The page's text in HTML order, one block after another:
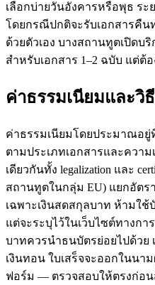
เลือกบ่ายวันอังคารหรือพุธ ระ
โดยกรณีปกติจะรับเอกสารคืน
ด้วยตัวเอง บางสถานทูตเปิดบ
สำหรับเอกสาร 1–2 ฉบับ แต่
ค่าธรรมเนียมและวิ
ค่าธรรมเนียมโดยประมาณอยู่
ตามประเภทเอกสารและควา
เดียวกันทั้ง legalization และ
สถานทูตในกลุ่ม EU) แยกอัต
เฉพาะเงินสดสกุลบาท ห้ามใช้
แต่จะระบุไว้ในเว็บไซต์ทางกา
บาทควรนำธนบัตรย่อยไปด้วย
เงินทอน ใบเสร็จจะออกในน
ฟอร์ม — ตรวจสอบให้ตรงก่อน